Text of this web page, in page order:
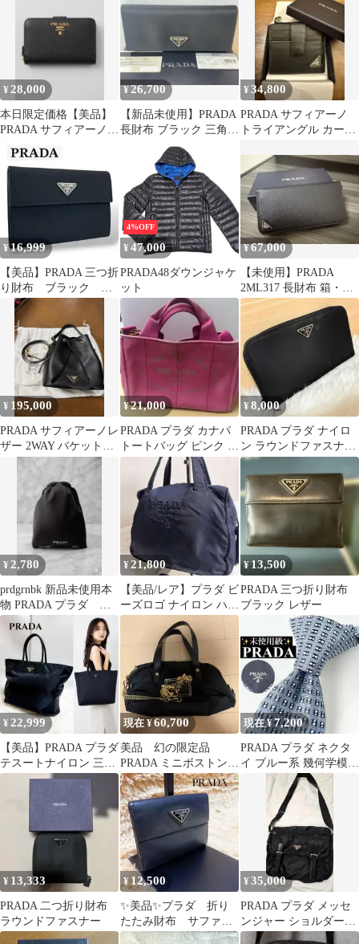
¥ 28,000
本日限定価格【美品】
PRADA サフィアーノ
ブラッ
¥26,700
【新品未使用】PRADA
長財布 ブラック 三角ロ
ゴプレート イタリア
¥34,800
PRADA サフィアーノ
トライアングル カード
¥ 16,999
【美品】PRADA 三つ折
り財布 ブラック テ
スートナイロン 三角
ロゴ 古銭入れ
4%OFF
¥ 47,000
PRADA48ダウンジャケ
ット
¥67,000
【未使用】PRADA
2ML317 長財布 箱・ギ
ャランティ付 正規品
¥ 195,000
PRADA サフィアーノレ
ザー 2WAY バケットバ
ッグ ブラック
¥21,000
PRADA プラダ カナパ
トートバッグ ピンク キ
ャンバス ショルダーバ
¥8,000
PRADA プラダ ナイロ
ン ラウンドファスナー
長財布 三角ロゴ 黒 ブ
ラック
¥ 2,780
prdgrnbk 新品未使用本
物 PRADA プラダ ノ
ベルティポーチ
¥21,800
【美品/レア】プラダ ビ
ーズロゴ ナイロン ハン
ドバッグ タッセル ネイ
¥13,500
PRADA 三つ折り財布
ブラック レザー
¥22,999
【美品】PRADA プラダ
テスートナイロン 三角
ロゴ 大容量 トートバッ
現在 ¥60,700
美品 幻の限定品
PRADA ミニボストン
ナイロンバッグ
現在 ¥7,200
PRADA プラダ ネクタ
イ ブルー系 幾何学模様
未使用級
¥ 13,333
PRADA 二つ折り財布
ラウンドファスナー
¥ 12,500
✨美品✨プラダ 折り
たたみ財布 サファイ
アーノ 三角ロゴ ブ
¥35,000
PRADA プラダ メッセ
ンジャー ショルダーバ
ッグ ブラック